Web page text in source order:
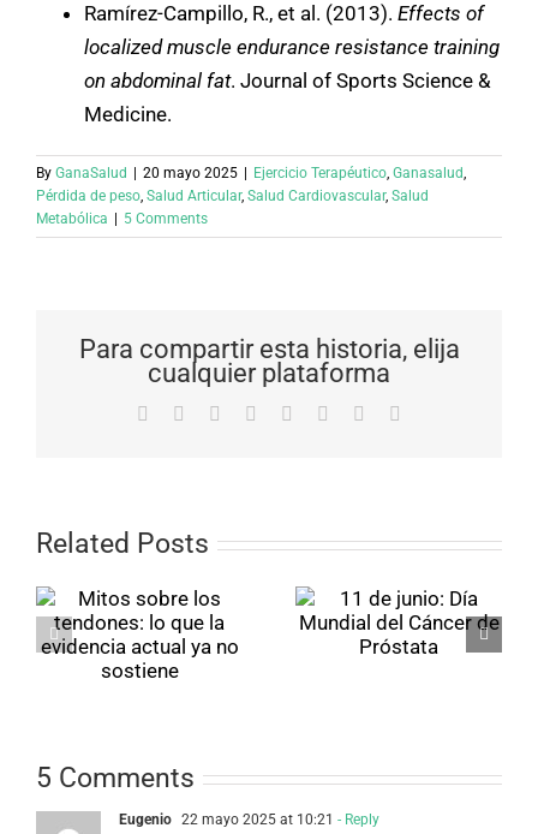
Ramírez-Campillo, R., et al. (2013). Effects of
localized muscle endurance resistance training
on abdominal fat. Journal of Sports Science &
Medicine.
By GanaSalud 20 mayo 2025 Ejercicio Terapéutico, Ganasalud,
Pérdida de peso, Salud Articular, Salud Cardiovascular, Salud
Metabólica
5 Comments
Para compartir esta historia, elija
cualquier plataforma
Facebook Reddit LinkedIn
TumblrPinterest
Related Posts
11 de junio:
Día Mundial
del Cáncer de
Próstata
Actividad
Física como
Hábito
5 Comments
Eugenio 22 mayo 2025 at 10:21 - Reply